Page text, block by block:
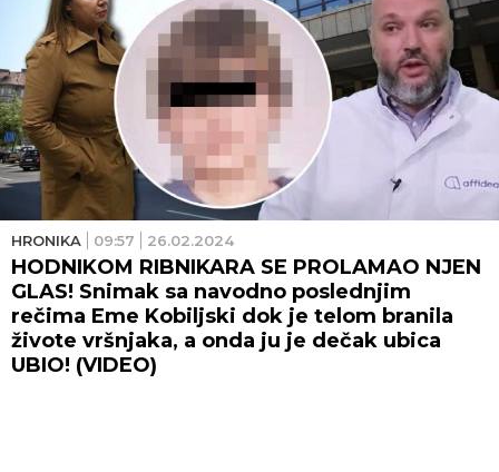
HRONIKA 09:57 26.02.2024
HODNIKOM RIBNIKARA SE PROLAMAO NJEN
GLAS! Snimak sa navodno poslednjim
rečima Eme Kobiljski dok je telom branila
živote vršnjaka, a onda ju je dečak ubica
UBIO! (VIDEO)